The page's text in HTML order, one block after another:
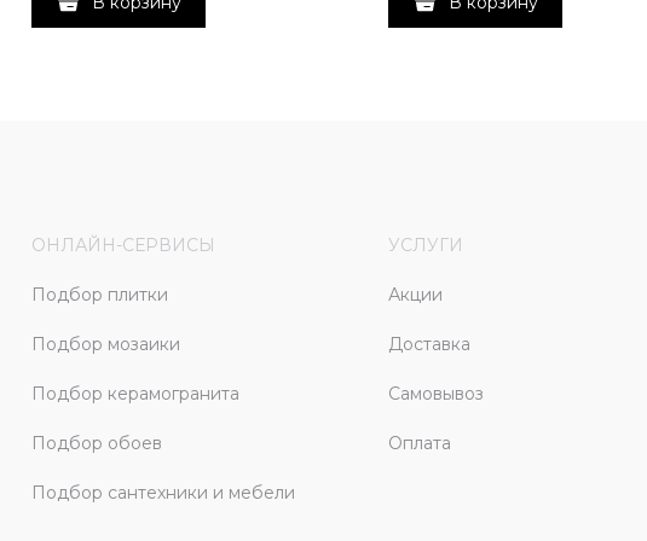
ОНЛАЙН-СЕРВИСЫ
Подбор плитки
Подбор мозаики
Подбор керамогранита
Подбор обоев
Подбор сантехники и мебели
УСЛУГИ
Акции
Доставка
Самовывоз
Оплата